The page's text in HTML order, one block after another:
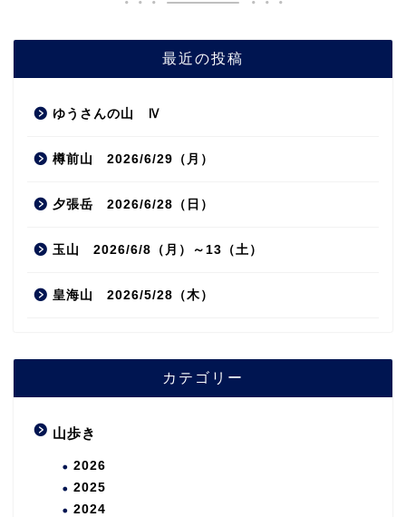
最近の投稿
ゆうさんの山 Ⅳ
樽前山 2026/6/29（月）
夕張岳 2026/6/28（日）
玉山 2026/6/8（月）～13（土）
皇海山 2026/5/28（木）
カテゴリー
山歩き
2026
2025
2024